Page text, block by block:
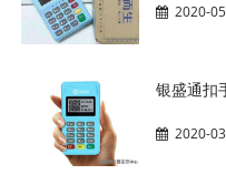
2020-
银盛通扣
2020-